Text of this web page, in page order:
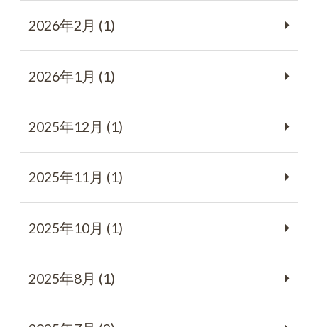
2026年2月 (1)
2026年1月 (1)
2025年12月 (1)
2025年11月 (1)
2025年10月 (1)
2025年8月 (1)